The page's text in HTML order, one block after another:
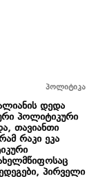
პოლიტიკა
დედა
პოლიტიკური
თავიანთი
რაკი ეკა
პირველი